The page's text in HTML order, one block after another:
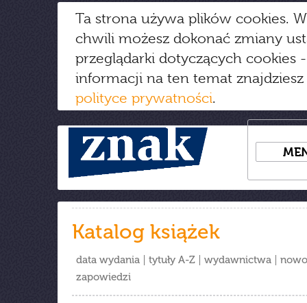
Ta strona używa plików cookies.
chwili możesz dokonać zmiany
przeglądarki dotyczących cookies
informacji na ten temat
polityce prywatności.
Katalog książek
data wydania tytuły A-Z wydawnictwa
zapowiedzi